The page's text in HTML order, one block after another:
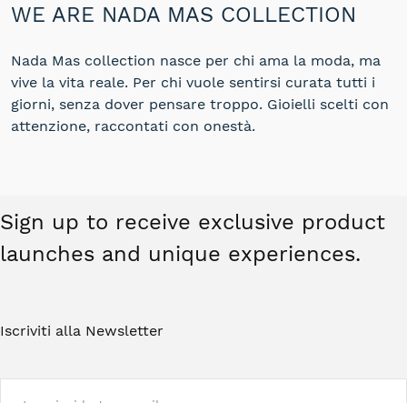
WE ARE NADA MAS COLLECTION
Nada Mas collection nasce per chi ama la moda, ma
vive la vita reale. Per chi vuole sentirsi curata tutti i
giorni, senza dover pensare troppo. Gioielli scelti con
attenzione, raccontati con onestà.
Sign up to receive exclusive product
launches and unique experiences.
Iscriviti alla Newsletter
EMAIL